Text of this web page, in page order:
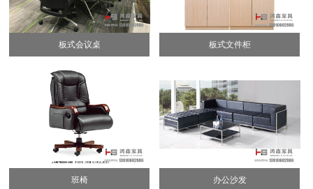
板式会议桌 板式文件柜
班椅 办公沙发